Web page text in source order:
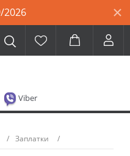
2026
Viber
Заплатки